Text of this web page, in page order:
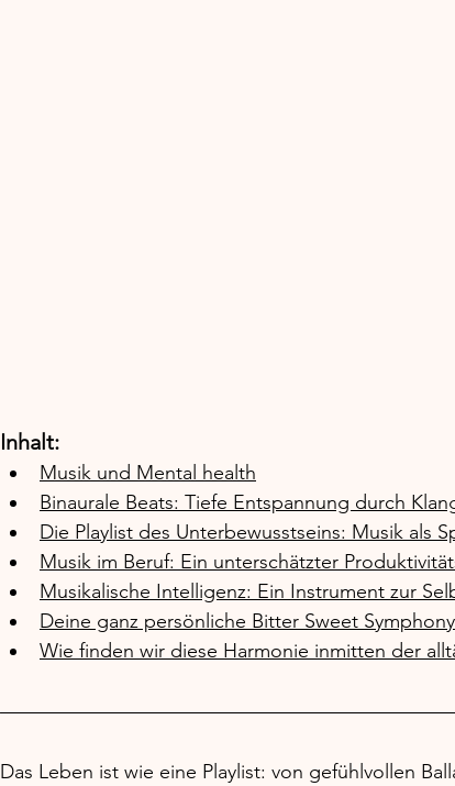
Inhalt:
Musik und Mental health
Binaurale Beats: Tiefe Entspannung durch
Die Playlist des Unterbewusstseins: Musik als
Musik im Beruf: Ein unterschätzter
Musikalische Intelligenz: Ein Instrument zur
Deine ganz persönliche Bitter Sweet Symphony
Wie finden wir diese Harmonie inmitten der
Das Leben ist wie eine Playlist: von gefühlvollen